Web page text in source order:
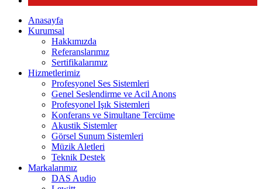
Anasayfa
Kurumsal
Hakkımızda
Referanslarımız
Sertifikalarımız
Hizmetlerimiz
Profesyonel Ses Sistemleri
Genel Seslendirme ve Acil Anons
Profesyonel Işık Sistemleri
Konferans ve Simultane Tercüme
Akustik Sistemler
Görsel Sunum Sistemleri
Müzik Aletleri
Teknik Destek
Markalarımız
DAS Audio